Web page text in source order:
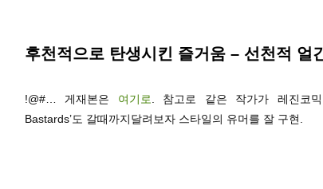
후천적으로 탄생시킨 즐거움 – 선천적 얼
!@#… 게재본은 여기로
. 참고로 같은 작가가 레진코
Bastards’도 갈때까지달려보자 스타일의 유머를 잘 구현.